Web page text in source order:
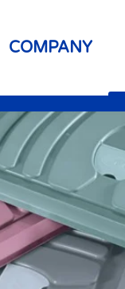
COMPANY